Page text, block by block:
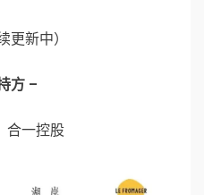
更新中）
方 –
合一控股